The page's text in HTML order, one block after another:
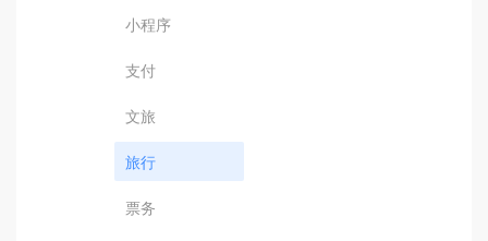
小程序
支付
文旅
旅行
票务